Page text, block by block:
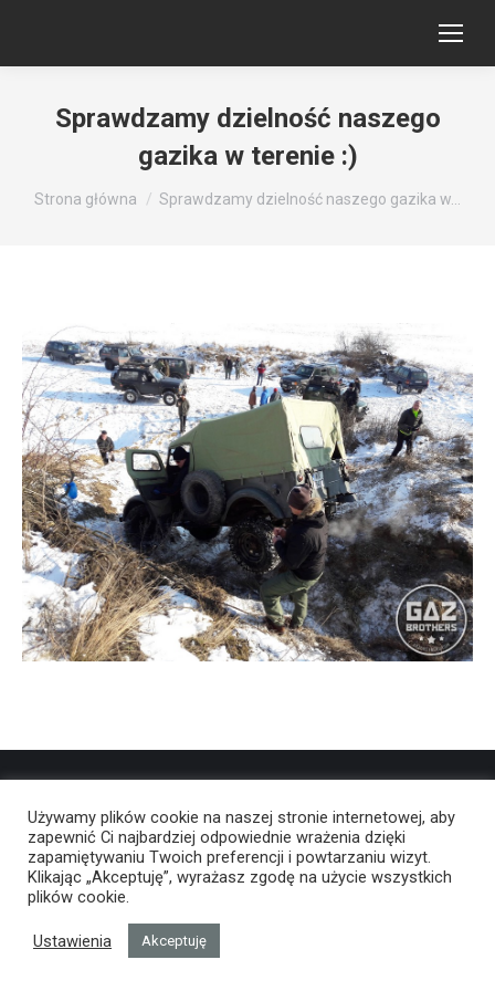
Sprawdzamy dzielność naszego
gazika w terenie :)
Jesteś tutaj:
Strona główna Sprawdzamy dzielność naszego gazika w…
Używamy plików cookie na naszej stronie internetowej, aby
zapewnić Ci najbardziej odpowiednie wrażenia dzięki
zapamiętywaniu Twoich preferencji i powtarzaniu wizyt.
Klikając „Akceptuję”, wyrażasz zgodę na użycie wszystkich
plików cookie.
Ustawienia Akceptuję